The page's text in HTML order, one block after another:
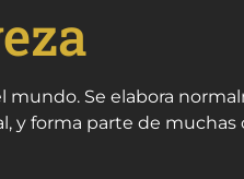
mundo. Se elabora
y forma parte de